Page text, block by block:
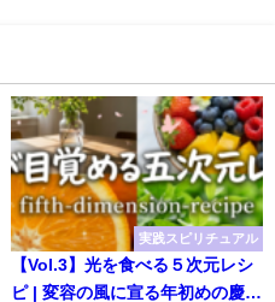
実践スピリチュアル
【Vol.3】光を食べる５次元レシ
ピ | 変容の風に宣る年初めの慶び